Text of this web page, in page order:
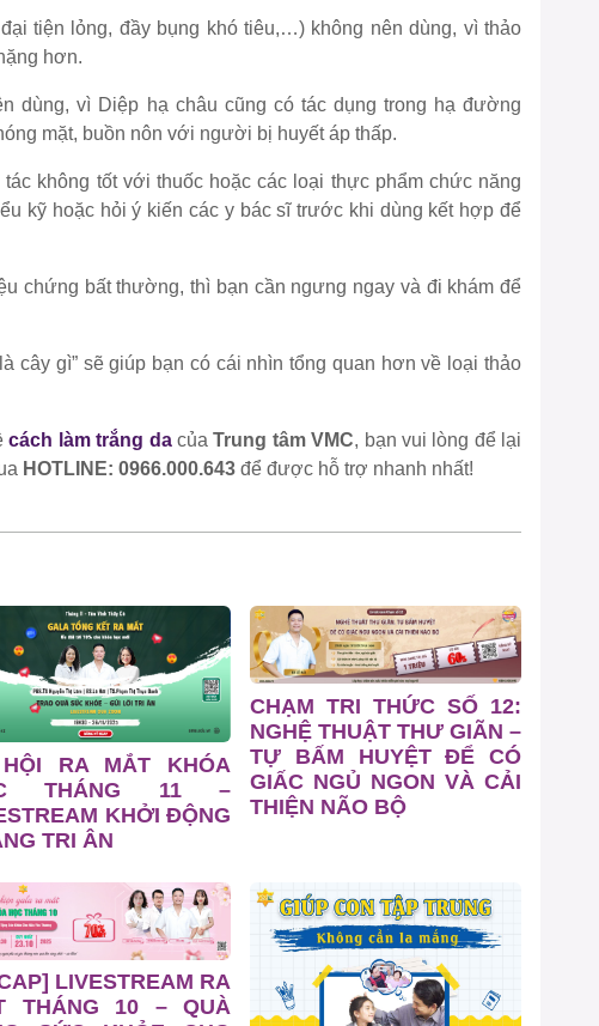
tiện lỏng, đầy bụng khó tiêu,…) không nên dùng, vì thảo
hơn.
dùng, vì Diệp hạ châu cũng có tác dụng trong hạ đường
mặt, buồn nôn với người bị huyết áp thấp.
không tốt với thuốc hoặc các loại thực phẩm chức năng
kỹ hoặc hỏi ý kiến các y bác sĩ trước khi dùng kết hợp để
chứng bất thường, thì bạn cần ngưng ngay và đi khám để
cây gì” sẽ giúp bạn có cái nhìn tổng quan hơn về loại thảo
cách làm trắng dacủaTrung tâm VMC, bạn vui lòng để lại
HOTLINE: 0966.000.643 để được hỗ trợ nhanh nhất!
RA MẮT KHÓA
THÁNG 11 –
KHỞI ĐỘNG
TRI ÂN
CHẠM TRI THỨC SỐ 12:
NGHỆ THUẬT THƯ GIÃN –
TỰ BẤM HUYỆT ĐỂ CÓ
GIẤC NGỦ NGON VÀ CẢI
THIỆN NÃO BỘ
LIVESTREAM RA
THÁNG 10 – QUÀ